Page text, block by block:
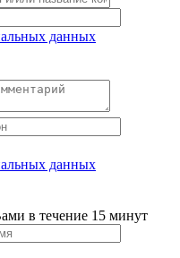
данных
данных
в течение 15 минут